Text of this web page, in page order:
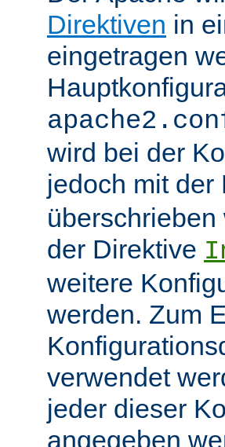
Direktiven in
eingetragen
wird bei der
jedoch mit
der Direktive
weitere
werden. Zum
verwendet
jeder dieser
angegeben